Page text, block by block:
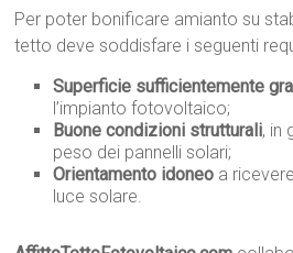
Per poter bonificare amianto su
tetto deve soddisfare i seguenti
Superficie sufficientemente
l’impianto fotovoltaico;
Buone condizioni strutturali, in
peso dei pannelli solari;
Orientamento idoneo a
luce solare.